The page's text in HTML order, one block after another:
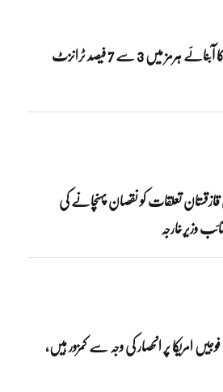
ایران اور عمان کا آبنائے ہرمز میں 3 سے 7 فیصد ٹرانزٹ
تعلقات کو نقصان پہنچانے کی
وزیرخارجہ
امریکا پر انحصار کی وجہ سے کمزور ہیں،